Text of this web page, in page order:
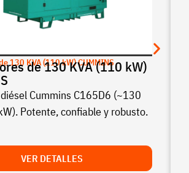
130 KVA (110 kW) CUMMINS
de 130 KVA (110 kW)
Cummins C165D6 (~130
Potente, confiable y robusto.
VER DETALLES